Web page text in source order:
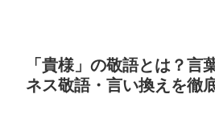
「貴様」の敬語とは？言
ネス敬語・言い換えを徹